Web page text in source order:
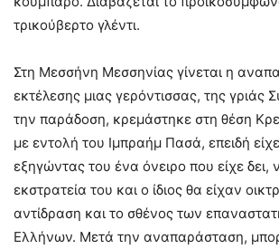
τρικούβερτο γλέντι.
Στη Μεσσήνη Μεσσηνίας γίνεται η
εκτέλεσης μιας γερόντισσας, της γριάς
την παράδοση, κρεμάστηκε στη θέση
με εντολή του Ιμπραήμ Πασά, επειδή
εξηγώντας του ένα όνειρο που είχε δει,
εκστρατεία του και ο ίδιος θα είχαν
αντίδραση και το σθένος των
Ελλήνων. Μετά την αναπαράσταση,